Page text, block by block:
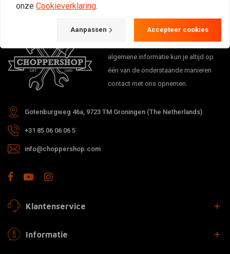
Bij vragen over je bestelling,
levertijden, retouren & reparaties of
algemene informatie kun je altijd op
één van de onderstaande manieren
contact met ons opnemen.
Gotenburgweg 46a, 9723 TM Groningen (The Netherlands)
+31 85 06 06 06 5
info@choppershop.com
Klantenservice
Informatie
onze Cookieverklaring.
Aanpassen Accepteer cookies